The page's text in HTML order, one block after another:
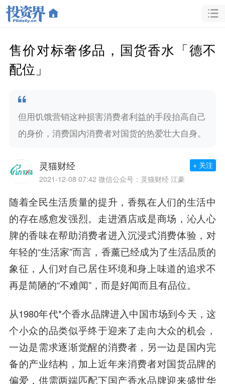
售价对标奢侈品，国货香水「德不
配位」
但用饥饿营销这种损害消费者利益的手段抬高自己
的身价，消费国内消费者对国货的热爱壮大自身。
灵猫财经
2021-12-08 07:42 微信公众号：灵猫财经 江豪
+ 关注
随着全民生活质量的提升，香氛在人们的生活中
的存在感愈发强烈。走进酒店或是商场，沁人心
脾的香味在帮助消费者进入沉浸式消费体验，对
年轻的“生活家”而言，香薰已经成为了生活品质的
象征，人们对自己居住环境和身上味道的追求不
再是简陋的“不难闻”，而是好闻而且有品位。
从1980年代*个香水品牌进入中国市场到今天，这
个小众的品类似乎终于迎来了走向大众的机会，
一边是需求逐渐觉醒的消费者，另一边是国内完
备的产业结构，加上近年来消费者对国货品牌的
偏爱，供需两端匹配下国产香水品牌迎来盛世华